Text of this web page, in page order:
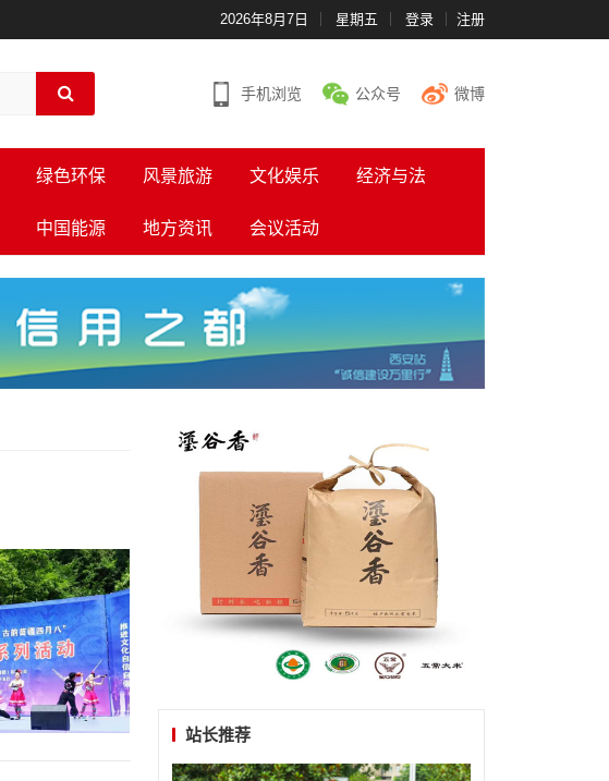
2026年8月7日 星期五 登录 注册
手机浏览 公众号 微博
绿色环保 风景旅游 文化娱乐 经济与法
中国能源 地方资讯 会议活动
站长推荐